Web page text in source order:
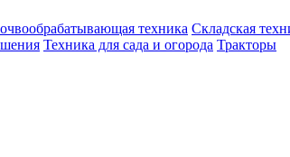
техника Складская
Техника для сада и огорода Тракторы